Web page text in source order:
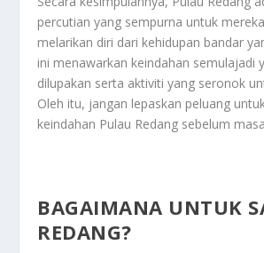
percutian yang sempurna untuk
melarikan diri dari kehidupan bandar
ini menawarkan keindahan semulajadi
dilupakan serta aktiviti yang seronok
Oleh itu, jangan lepaskan peluang
keindahan Pulau Redang sebelum
BAGAIMANA UNTUK
REDANG?